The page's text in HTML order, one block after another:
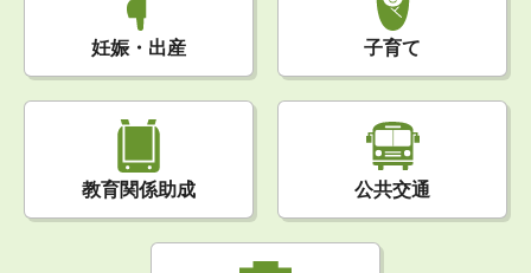
妊娠・出産 子育て
教育関係助成 公共交通